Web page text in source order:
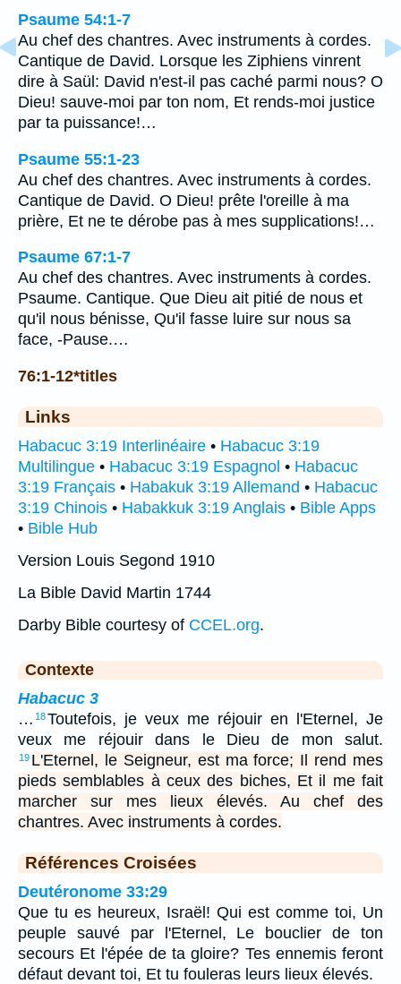
Psaume 54:1-7
Au chef des chantres. Avec instruments à cordes.
Cantique de David. Lorsque les Ziphiens vinrent
dire à Saül: David n'est-il pas caché parmi nous? O
Dieu! sauve-moi par ton nom, Et rends-moi justice
par ta puissance!…
Psaume 55:1-23
Au chef des chantres. Avec instruments à cordes.
Cantique de David. O Dieu! prête l'oreille à ma
prière, Et ne te dérobe pas à mes supplications!…
Psaume 67:1-7
Au chef des chantres. Avec instruments à cordes.
Psaume. Cantique. Que Dieu ait pitié de nous et
qu'il nous bénisse, Qu'il fasse luire sur nous sa
face, -Pause.…
76:1-12*titles
Links
Habacuc 3:19 Interlinéaire • Habacuc 3:19
Multilingue • Habacuc 3:19 Espagnol • Habacuc
3:19 Français • Habakuk 3:19 Allemand • Habacuc
3:19 Chinois • Habakkuk 3:19 Anglais • Bible Apps
• Bible Hub
Version Louis Segond 1910
La Bible David Martin 1744
Darby Bible courtesy of CCEL.org.
Contexte
Habacuc 3
… 18Toutefois, je veux me réjouir en l'Eternel, Je
veux me réjouir dans le Dieu de mon salut.
19 L'Eternel, le Seigneur, est ma force; Il rend mes
pieds semblables à ceux des biches, Et il me fait
marcher sur mes lieux élevés. Au chef des
chantres. Avec instruments à cordes.
Références Croisées
Deutéronome 33:29
Que tu es heureux, Israël! Qui est comme toi, Un
peuple sauvé par l'Eternel, Le bouclier de ton
secours Et l'épée de ta gloire? Tes ennemis feront
défaut devant toi, Et tu fouleras leurs lieux élevés.